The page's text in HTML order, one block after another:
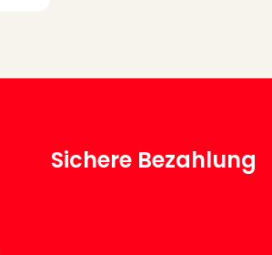
Sichere Bezahlung